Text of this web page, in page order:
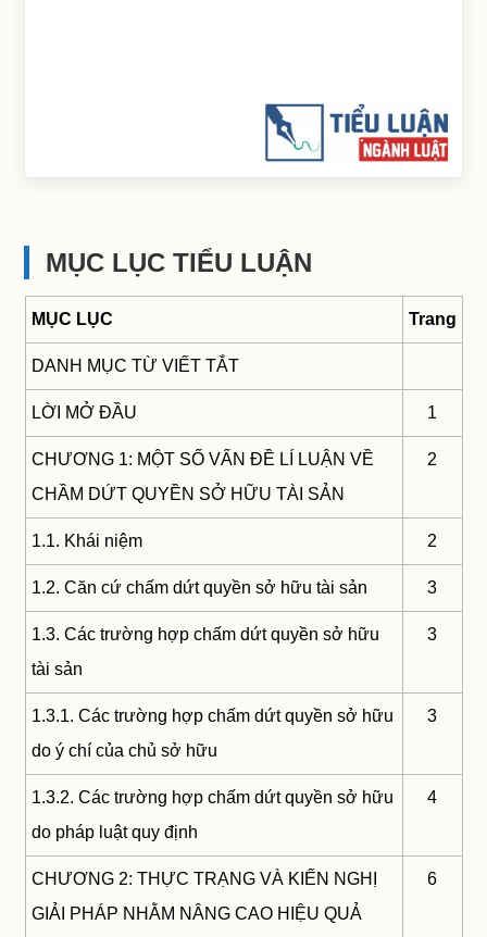
MỤC LỤC TIỂU LUẬN
MỤC LỤC Trang
DANH MỤC TỪ VIẾT TẮT
LỜI MỞ ĐẦU 1
CHƯƠNG 1: MỘT SỐ VẤN ĐỀ LÍ LUẬN VỀ
CHẦM DỨT QUYỀN SỞ HỮU TÀI SẢN
2
1.1. Khái niệm 2
1.2. Căn cứ chấm dứt quyền sở hữu tài sản 3
1.3. Các trường hợp chấm dứt quyền sở hữu
tài sản
3
1.3.1. Các trường hợp chấm dứt quyền sở hữu
do ý chí của chủ sở hữu
3
1.3.2. Các trường hợp chấm dứt quyền sở hữu
do pháp luật quy định
4
CHƯƠNG 2: THỰC TRẠNG VÀ KIẾN NGHỊ
GIẢI PHÁP NHẰM NÂNG CAO HIỆU QUẢ
6